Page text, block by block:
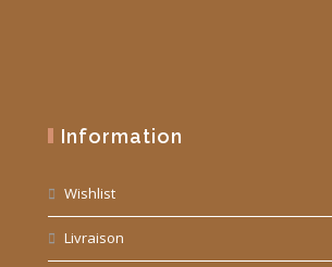
Information
Wishlist
Livraison